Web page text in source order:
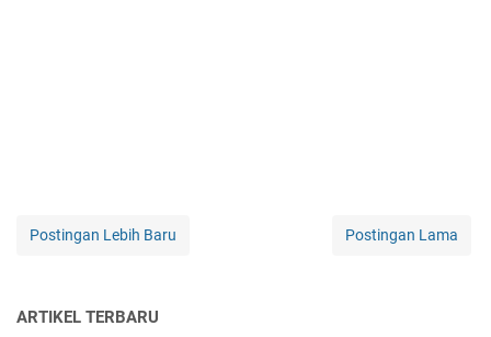
Postingan Lebih Baru Postingan Lama
ARTIKEL TERBARU